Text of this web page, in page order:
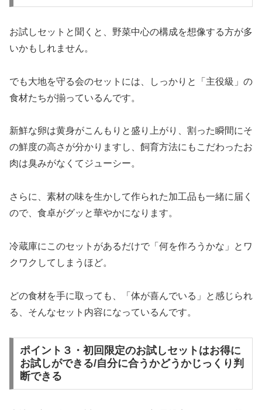
お試しセットと聞くと、野菜中心の構成を想像する方が多
いかもしれません。
でも大地を守る会のセットには、しっかりと「主役級」の
食材たちが揃っているんです。
新鮮な卵は黄身がこんもりと盛り上がり、割った瞬間にそ
の鮮度の高さが分かりますし、飼育方法にもこだわったお
肉は臭みがなくてジューシー。
さらに、素材の味を生かして作られた加工品も一緒に届く
ので、食卓がグッと華やかになります。
冷蔵庫にこのセットがあるだけで「何を作ろうかな」とワ
クワクしてしまうほど。
どの食材を手に取っても、「体が喜んでいる」と感じられ
る、そんなセット内容になっているんです。
ポイント３・初回限定のお試しセットはお得に
お試しができる/自分に合うかどうかじっくり判
断できる